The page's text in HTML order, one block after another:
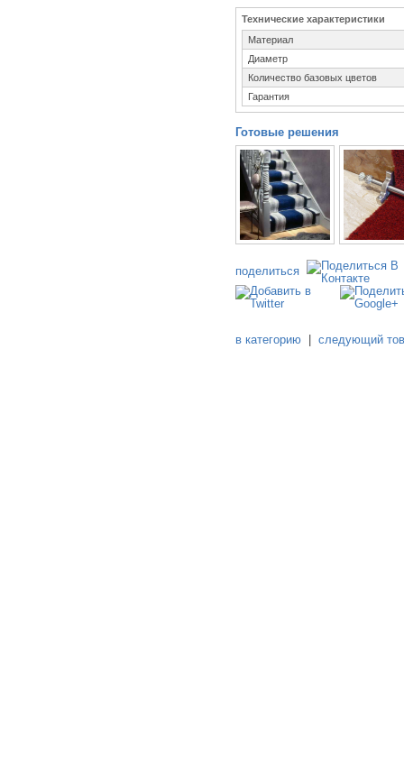
Технические характеристики
Материал
Диаметр
Количество базовых цветов
Гарантия
Готовые решения
поделиться
в категорию |следующий